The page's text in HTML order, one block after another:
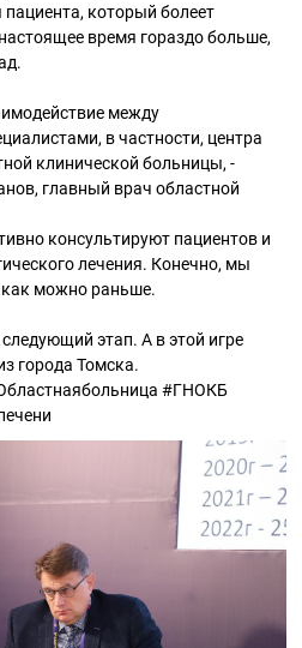
пациента, который болеет
время гораздо больше,
между
в частности, центра
клинической больницы, -
главный врач областной
консультируют пациентов и
лечения. Конечно, мы
как можно раньше.
этап. А в этой игре
города Томска.
#ГНОКБ